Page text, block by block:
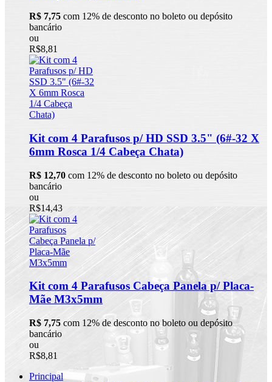
R$ 7,75 com 12% de desconto no boleto ou depósito
bancário
ou
R$8,81
Kit com 4 Parafusos p/ HD SSD 3.5" (6#-32 X
6mm Rosca 1/4 Cabeça Chata)
R$ 12,70 com 12% de desconto no boleto ou depósito
bancário
ou
R$14,43
Kit com 4 Parafusos Cabeça Panela p/ Placa-
Mãe M3x5mm
R$ 7,75 com 12% de desconto no boleto ou depósito
bancário
ou
R$8,81
Principal